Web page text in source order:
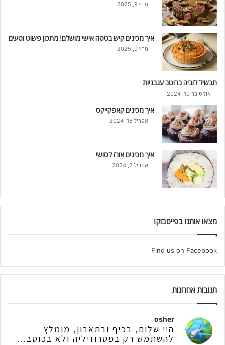
מרץ 9, 2025
איך מכינים קיש בטטה אישי מושלם! מתכון פשוט וטעים
מרץ 9, 2025
תבשיל לוביה ברוטב עגבניות
אוקטובר 19, 2024
איך מכינים קאפקייקס
אפריל 16, 2024
איך מכינים אורז לסושי
אפריל 2, 2024
מצאו אותנו בפייסבוק!
Find us on Facebook
תגובות אחרונות
osher
היי שלום, בכיף ובתאבון, מומלץ
להשתמש רק בפטרוזיליה ולא בכוסב...